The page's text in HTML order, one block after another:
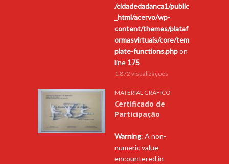
/cidadedadanca1/public
_html/acervo/wp-
content/themes/plataf
ormasvirtuais/core/tem
plate-functions.phpon
line 175
1.872 visualizações
MATERIAL GRÁFICO
Certificado de
Participação
Warning: A non-
numeric value
encountered in